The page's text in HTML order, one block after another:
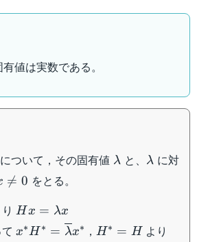
値は実数である。
について，その固有値 \lambda
λ と、 \lambda
λに対

= 0 をとる。
りHx =
\lambda
Hx = λx
てx^* H^* =
x∗H ∗ = λx∗ ， H^*=H
H∗ = H より